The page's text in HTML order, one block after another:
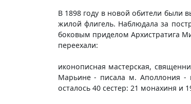
В 1898 году в новой обители были
жилой флигель. Наблюдала за
боковым приделом Архистратига
переехали:
иконописная мастерская,
Марьине - писала м. Аполлония -
осталось 40 сестер: 21 монахиня и